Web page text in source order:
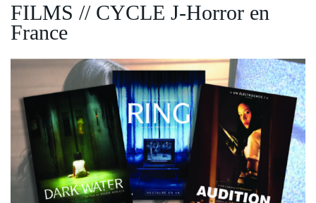
FILMS // CYCLE J-Horror en
France